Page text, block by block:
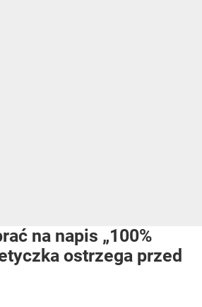
na napis „100%
ostrzega przed